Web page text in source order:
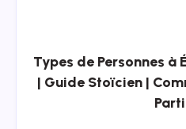
Types de Personnes à
| Guide Stoïcien |